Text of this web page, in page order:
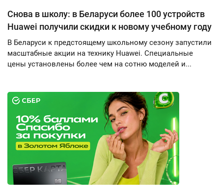
Снова в школу: в Беларуси более 100 устройств
Huawei получили скидки к новому учебному году
В Беларуси к предстоящему школьному сезону запустили
масштабные акции на технику Huawei. Специальные
цены установлены более чем на сотню моделей и...